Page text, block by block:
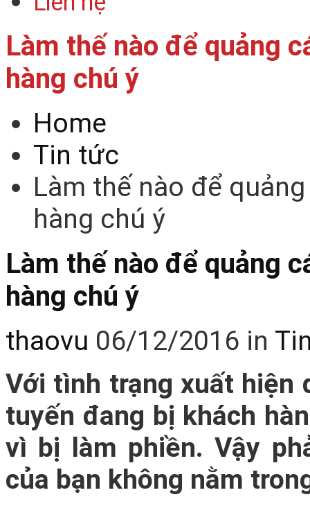
Làm thế nào để quảng
hàng chú ý
Home
Tin tức
Làm thế nào để
hàng chú ý
Làm thế nào để quảng
hàng chú ý
thaovu 06/12/2016 in
Với tình trạng xuất hiện
tuyến đang bị khách
vì bị làm phiền. Vậy
của bạn không nằm